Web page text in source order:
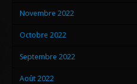
Novembre 2022
Octobre 2022
Septembre 2022
Août 2022